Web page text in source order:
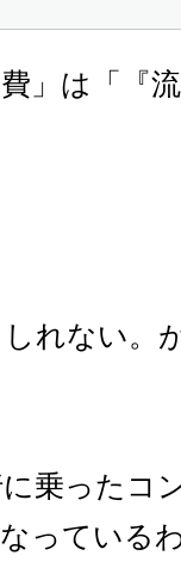
」は「『
れない。
乗ったコ
っている